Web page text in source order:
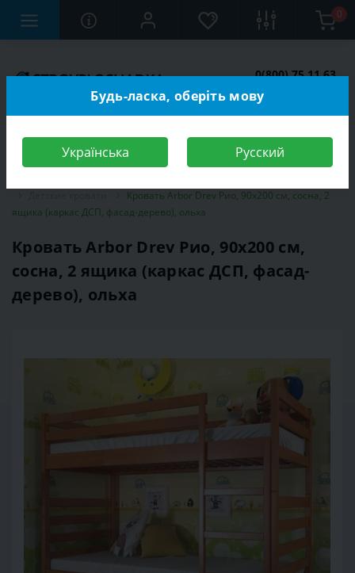
0
0(800) 75 11 63
Кровать Arbor Drev Рио, 90х200 см, сосна, 2
ящика (каркас ДСП, фасад-дерево), ольха
Кровать Arbor Drev Рио, 90х200 см,
сосна, 2 ящика (каркас ДСП, фасад-
дерево), ольха
Будь-ласка, оберіть мову
Українська Русский